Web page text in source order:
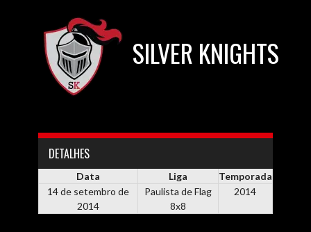
SILVER KNIGHTS
DETALHES
Data Liga
Temporada
14 de setembro de
2014
Paulista de Flag
8x8
2014